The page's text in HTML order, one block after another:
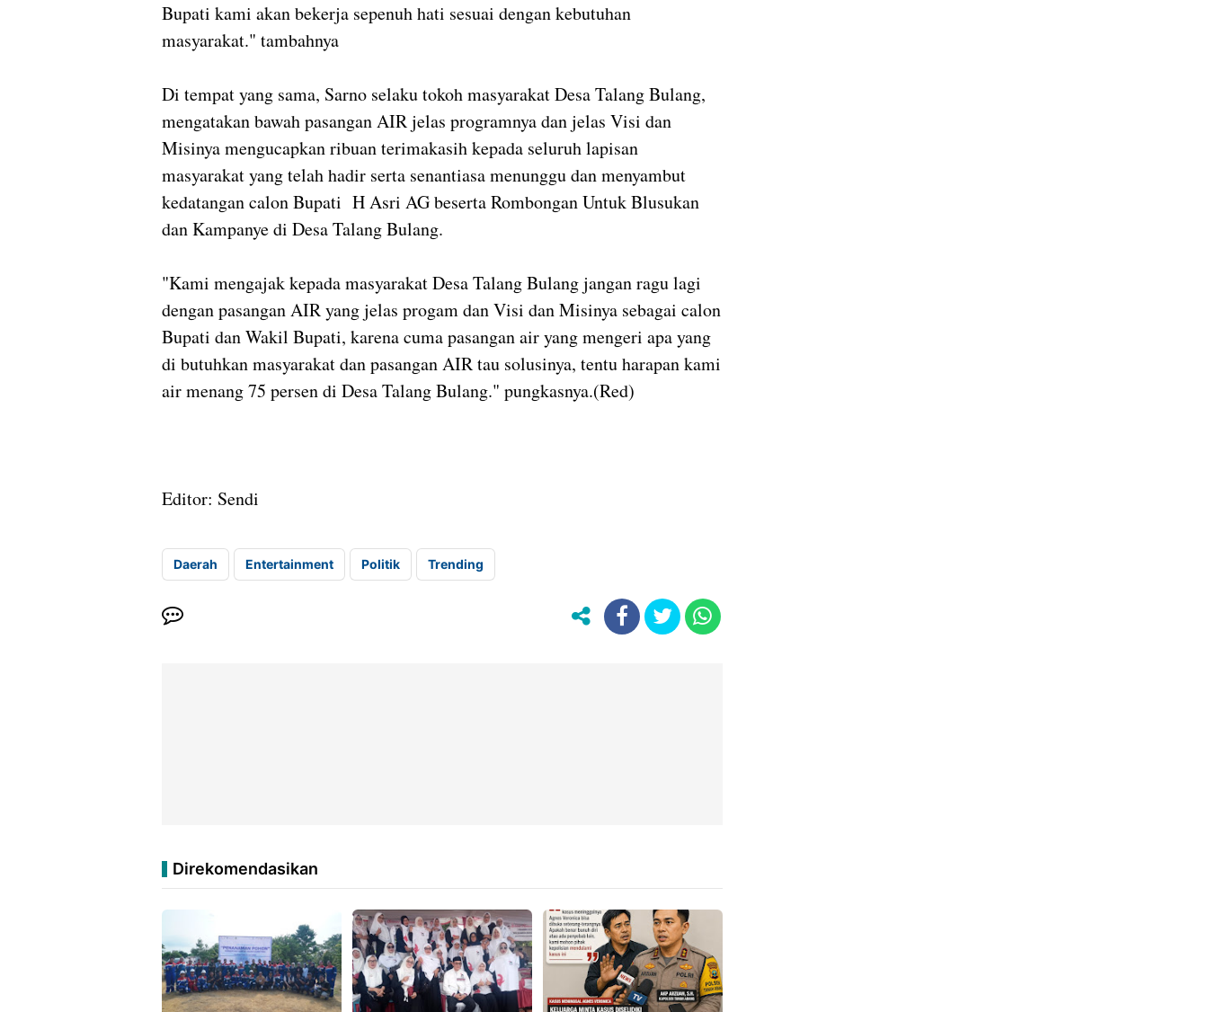
Bupati kami akan bekerja sepenuh hati sesuai dengan kebutuhan
masyarakat." tambahnya
Di tempat yang sama, Sarno selaku tokoh masyarakat Desa Talang Bulang,
mengatakan bawah pasangan AIR jelas programnya dan jelas Visi dan
Misinya mengucapkan ribuan terimakasih kepada seluruh lapisan
masyarakat yang telah hadir serta senantiasa menunggu dan menyambut
kedatangan calon Bupati H Asri AG beserta Rombongan Untuk Blusukan
dan Kampanye di Desa Talang Bulang.
"Kami mengajak kepada masyarakat Desa Talang Bulang jangan ragu lagi
dengan pasangan AIR yang jelas progam dan Visi dan Misinya sebagai calon
Bupati dan Wakil Bupati, karena cuma pasangan air yang mengeri apa yang
di butuhkan masyarakat dan pasangan AIR tau solusinya, tentu harapan kami
air menang 75 persen di Desa Talang Bulang." pungkasnya.(Red)
Editor: Sendi
Daerah Entertainment Politik Trending
Direkomendasikan